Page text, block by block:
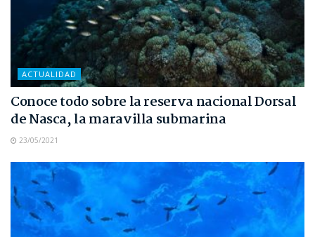
ACTUALIDAD
Conoce todo sobre la reserva nacional Dorsal
de Nasca, la maravilla submarina
23/05/2021